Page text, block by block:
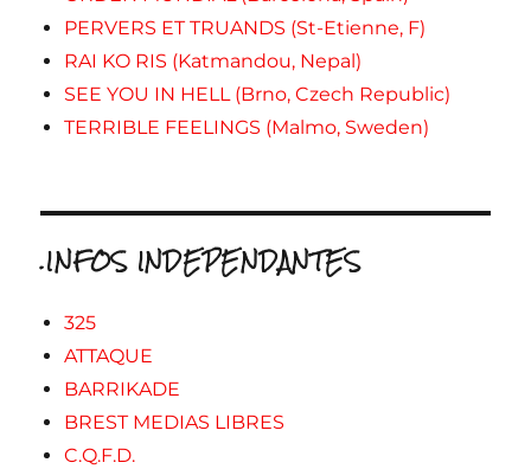
PERVERS ET TRUANDS (St-Etienne, F)
RAI KO RIS (Katmandou, Nepal)
SEE YOU IN HELL (Brno, Czech Republic)
TERRIBLE FEELINGS (Malmo, Sweden)
.INFOS INDEPENDANTES
325
ATTAQUE
BARRIKADE
BREST MEDIAS LIBRES
C.Q.F.D.